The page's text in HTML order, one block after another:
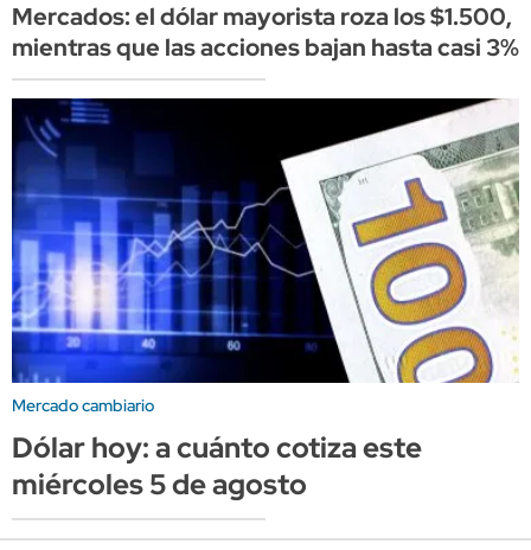
Mercados: el dólar mayorista roza los $1.500,
mientras que las acciones bajan hasta casi 3%
Mercado cambiario
Dólar hoy: a cuánto cotiza este
miércoles 5 de agosto